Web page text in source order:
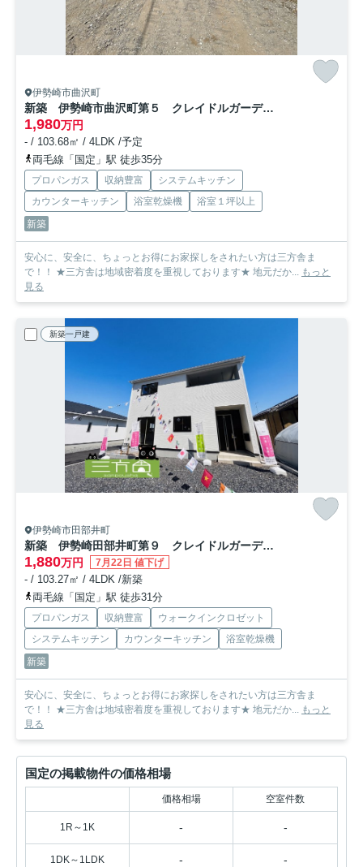
伊勢崎市曲沢町
新築 伊勢崎市曲沢町第５ クレイドルガーデン １号棟
1,980万円
- / 103.68㎡ / 4LDK /予定
両毛線「国定」駅 徒歩35分
プロパンガス 収納豊富
システムキッチン
カウンターキッチン
浴室乾燥機
浴室１坪以上
新築
安心に、安全に、ちょっとお得にお家探しをされたい方は三方舎ま
で！！ ★三方舎は地域密着度を重視しております★ 地元だか...
もっと
見る
新築一戸建
伊勢崎市田部井町
新築 伊勢崎田部井町第９ クレイドルガーデン 3号棟
1,880万円 7月22日 値下げ
- / 103.27㎡ / 4LDK /新築
両毛線「国定」駅 徒歩31分
プロパンガス 収納豊富
ウォークインクロゼット
システムキッチン
カウンターキッチン
浴室乾燥機
新築
安心に、安全に、ちょっとお得にお家探しをされたい方は三方舎ま
で！！ ★三方舎は地域密着度を重視しております★ 地元だか...
もっと
見る
国定の掲載物件の価格相場
価格相場 空室件数
1R～1K - -
1DK～1LDK - -